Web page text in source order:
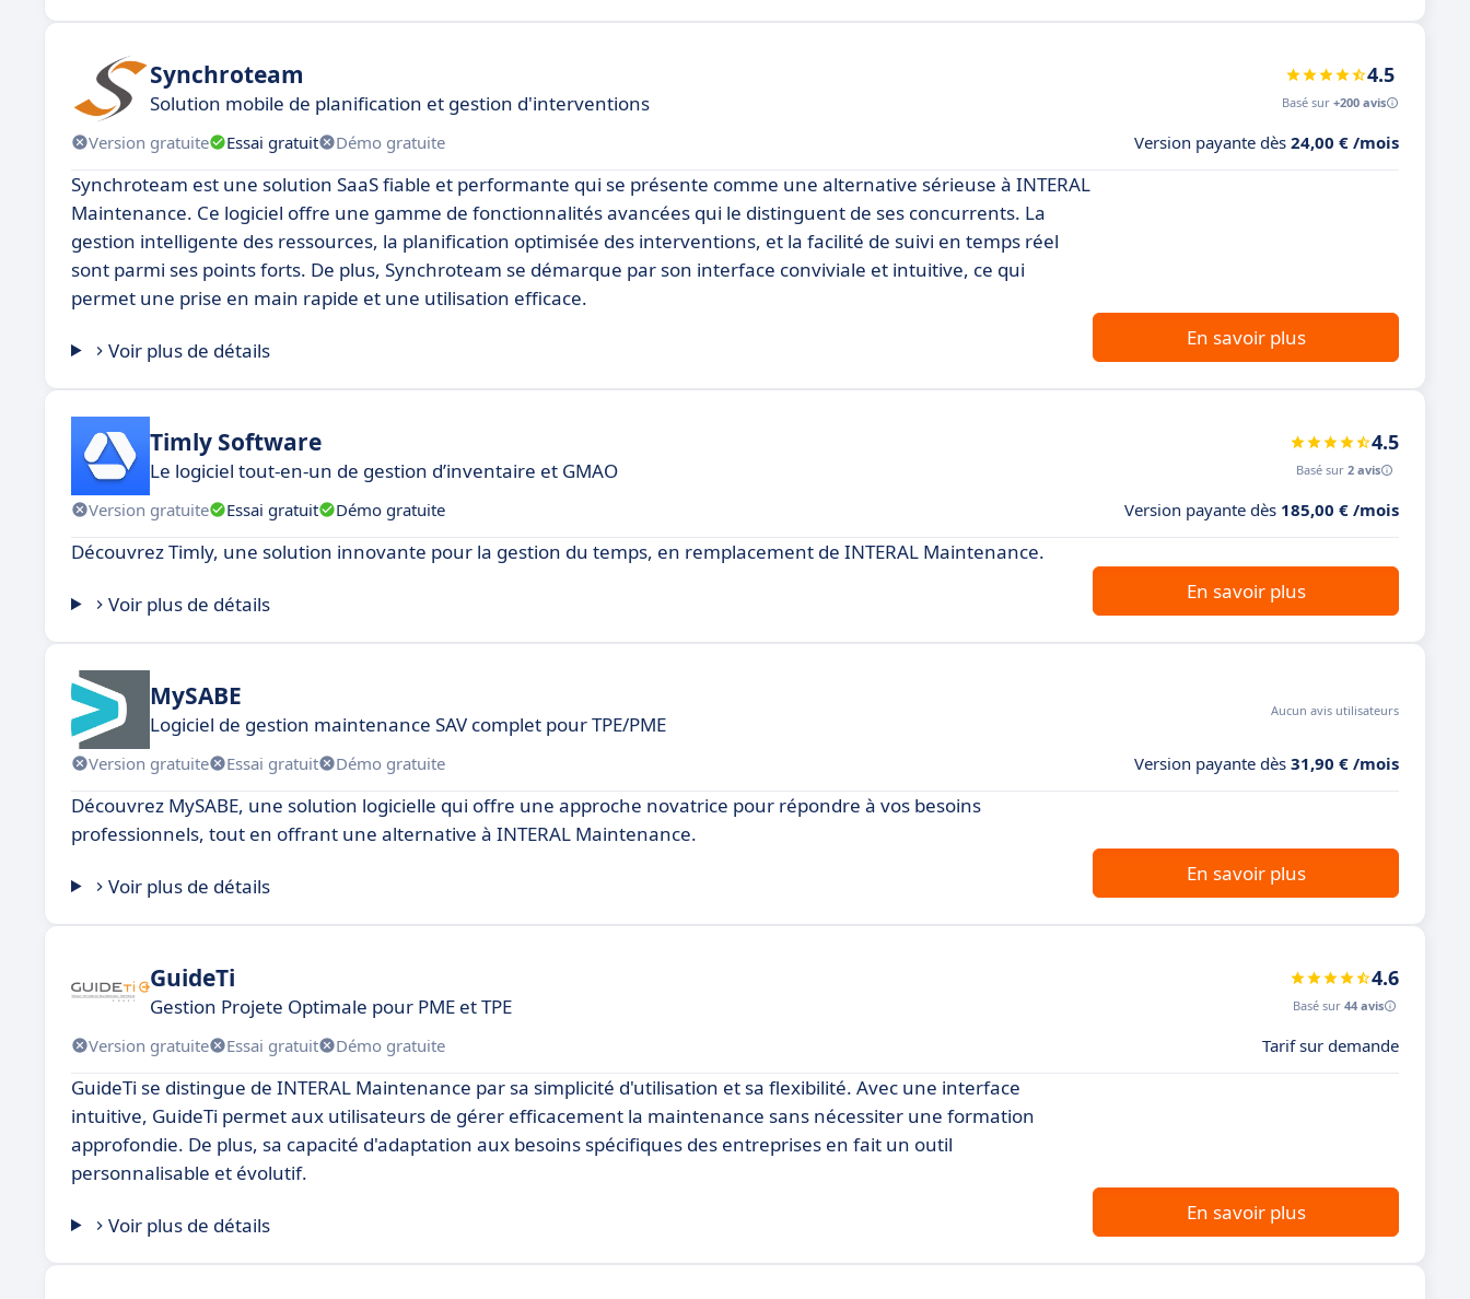
Synchroteam
Solution mobile de planification et gestion d'interventions
4.5
Basé sur +200 avis
Version gratuite Essai gratuit Démo gratuite Version payante dès 24,00 € /mois
Synchroteam est une solution SaaS fiable et performante qui se présente comme une alternative sérieuse à INTERAL
Maintenance. Ce logiciel offre une gamme de fonctionnalités avancées qui le distinguent de ses concurrents. La
gestion intelligente des ressources, la planification optimisée des interventions, et la facilité de suivi en temps réel
sont parmi ses points forts. De plus, Synchroteam se démarque par son interface conviviale et intuitive, ce qui
permet une prise en main rapide et une utilisation efficace.
Voir plus de détails
En savoir plus
Timly Software
Le logiciel tout-en-un de gestion d’inventaire et GMAO
4.5
Basé sur 2 avis
Version gratuite Essai gratuit Démo gratuite Version payante dès 185,00 € /mois
Découvrez Timly, une solution innovante pour la gestion du temps, en remplacement de INTERAL Maintenance.
Voir plus de détails
En savoir plus
MySABE
Logiciel de gestion maintenance SAV complet pour TPE/PME
Aucun avis utilisateurs
Version gratuite Essai gratuit Démo gratuite Version payante dès 31,90 € /mois
Découvrez MySABE, une solution logicielle qui offre une approche novatrice pour répondre à vos besoins
professionnels, tout en offrant une alternative à INTERAL Maintenance.
Voir plus de détails
En savoir plus
GuideTi
Gestion Projete Optimale pour PME et TPE
4.6
Basé sur 44 avis
Version gratuite Essai gratuit Démo gratuite Tarif sur demande
GuideTi se distingue de INTERAL Maintenance par sa simplicité d'utilisation et sa flexibilité. Avec une interface
intuitive, GuideTi permet aux utilisateurs de gérer efficacement la maintenance sans nécessiter une formation
approfondie. De plus, sa capacité d'adaptation aux besoins spécifiques des entreprises en fait un outil
personnalisable et évolutif.
Voir plus de détails
En savoir plus